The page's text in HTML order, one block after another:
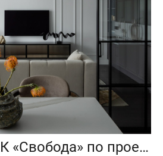
Квартира в ЖК «Свобода» по проекту MelioRem